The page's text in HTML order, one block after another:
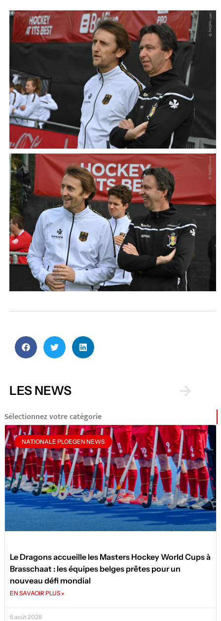
LES NEWS
Sélectionnez votre catégorie
NATIONALE PLOEGEN NEWS
Le Dragons accueille les Masters Hockey World Cups à
Brasschaat : les équipes belges prêtes pour un
nouveau défi mondial
EN SAVAOIR PLUS »
6 août 2026